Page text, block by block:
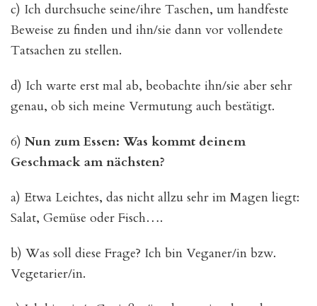
c) Ich durchsuche seine/ihre Taschen, um handfeste
Beweise zu finden und ihn/sie dann vor vollendete
Tatsachen zu stellen.
d) Ich warte erst mal ab, beobachte ihn/sie aber sehr
genau, ob sich meine Vermutung auch bestätigt.
6) Nun zum Essen: Was kommt deinem
Geschmack am nächsten?
a) Etwa Leichtes, das nicht allzu sehr im Magen liegt:
Salat, Gemüse oder Fisch….
b) Was soll diese Frage? Ich bin Veganer/in bzw.
Vegetarier/in.